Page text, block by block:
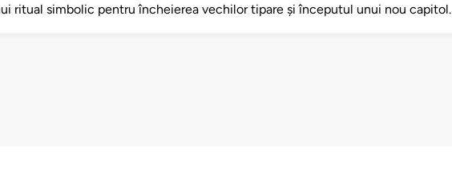
ritual simbolic pentru încheierea vechilor tipare și începutul unui nou capitol.